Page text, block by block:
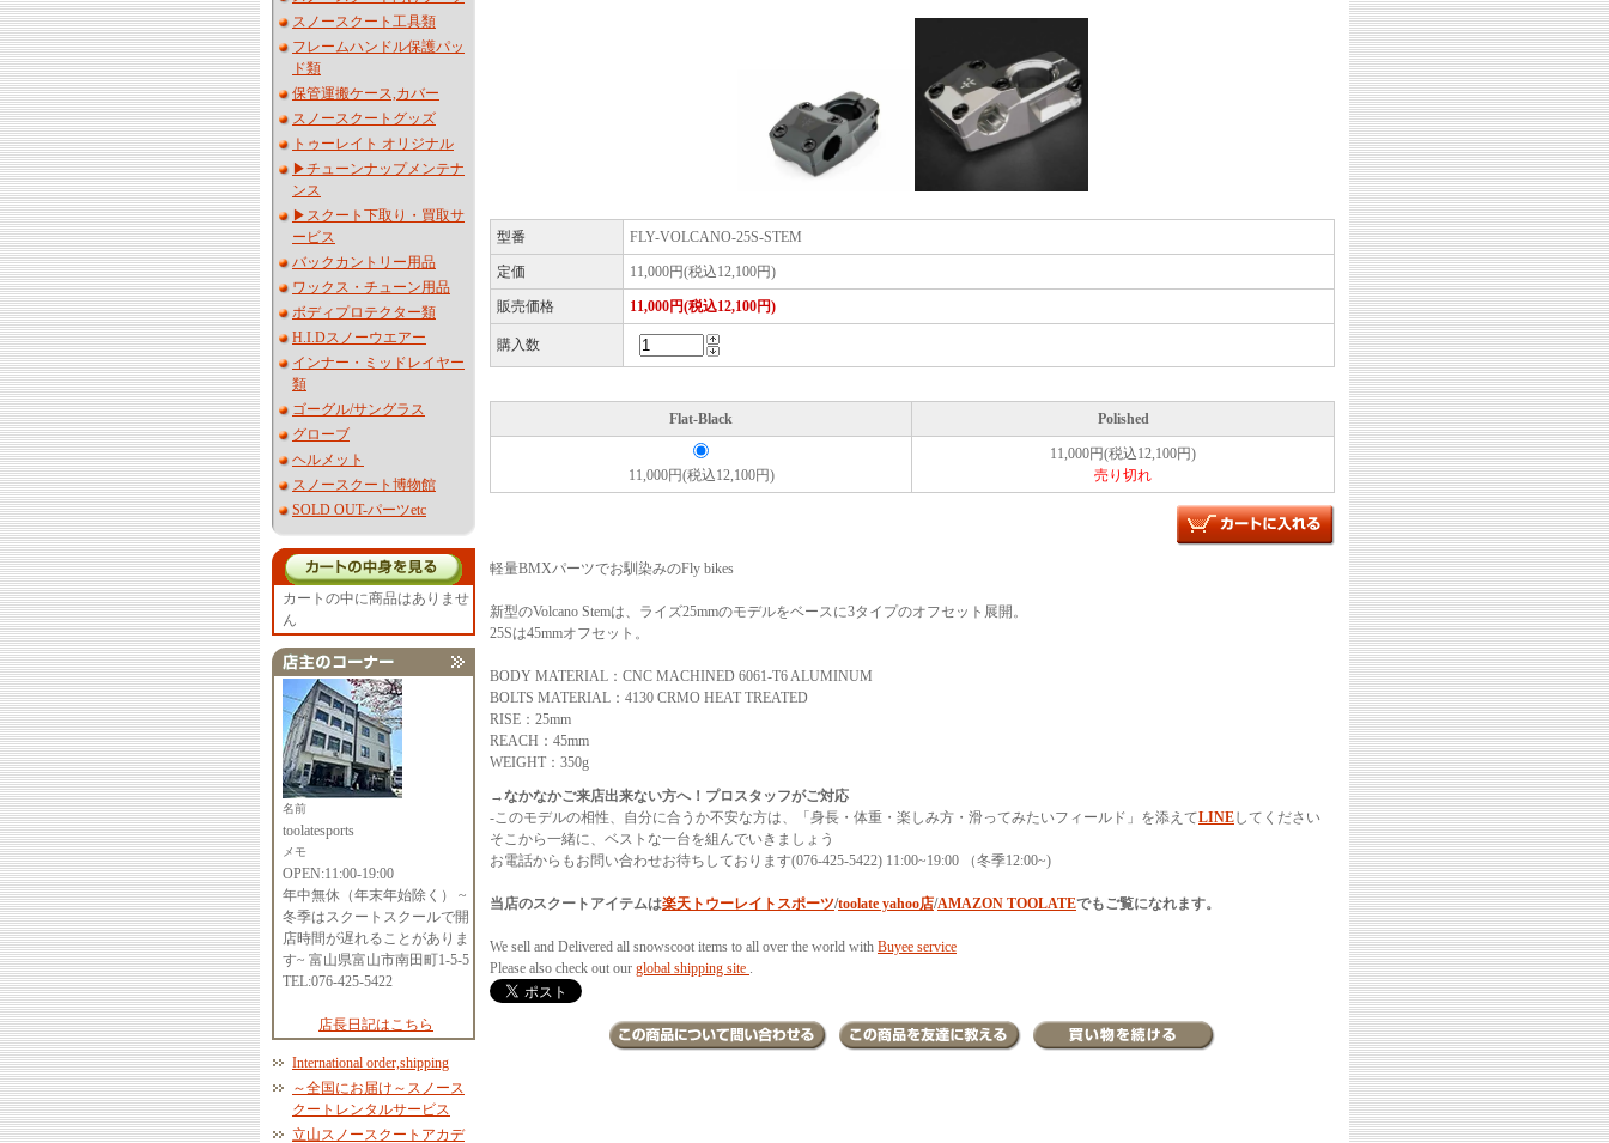
スノースクート工具類
フレームハンドル保護パッ
ド類
保管運搬ケース,カバー
スノースクートグッズ
トゥーレイト オリジナル
▶︎チューンナップメンテナ
ンス
▶︎スクート下取り・買取サ
ービス
バックカントリー用品
ワックス・チューン用品
ボディプロテクター類
H.I.Dスノーウエアー
インナー・ミッドレイヤー
類
ゴーグル/サングラス
グローブ
ヘルメット
スノースクート博物館
SOLD OUT-パーツetc
カートの中に商品はありませ
ん
名前
toolatesports
メモ
OPEN:11:00-19:00
年中無休（年末年始除く） ~
冬季はスクートスクールで開
店時間が遅れることがありま
す~ 富山県富山市南田町1-5-5
TEL:076-425-5422
店長日記はこちら
International order,shipping
～全国にお届け～スノース
クートレンタルサービス
立山スノースクートアカデ
型番 FLY-VOLCANO-25S-STEM
定価 11,000円(税込12,100円)
販売価格 11,000円(税込12,100円)
購入数
Flat-Black Polished
11,000円(税込12,100円)
11,000円(税込12,100円)
売り切れ
軽量BMXパーツでお馴染みのFly bikes
新型のVolcano Stemは、ライズ25mmのモデルをベースに3タイプのオフセット展開。
25Sは45mmオフセット。
BODY MATERIAL：CNC MACHINED 6061-T6 ALUMINUM
BOLTS MATERIAL：4130 CRMO HEAT TREATED
RISE：25mm
REACH：45mm
WEIGHT：350g
→なかなかご来店出来ない方へ！プロスタッフがご対応
-このモデルの相性、自分に合うか不安な方は、「身長・体重・楽しみ方・滑ってみたいフィールド」を添えてLINEしてください
そこから一緒に、ベストな一台を組んでいきましょう
お電話からもお問い合わせお待ちしております(076-425-5422) 11:00~19:00 （冬季12:00~)
当店のスクートアイテムは楽天トウーレイトスポーツ/toolate yahoo店/AMAZON TOOLATEでもご覧になれます。
We sell and Delivered all snowscoot items to all over the world with Buyee service
Please also check out our global shipping site .